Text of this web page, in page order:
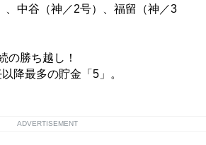
、中谷（神／2号）、福留（神／3
の勝ち越し！
降最多の貯金「5」。
ADVERTISEMENT